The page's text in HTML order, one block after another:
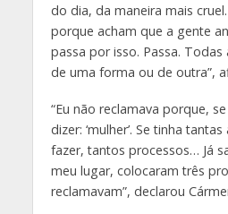
do dia, da maneira mais
porque acham que a gente
passa por isso. Passa. Todas
de uma forma ou de outra”,
“Eu não reclamava porque,
dizer: ‘mulher’. Se tinha
fazer, tantos processos… Já
meu lugar, colocaram três
reclamavam”, declarou